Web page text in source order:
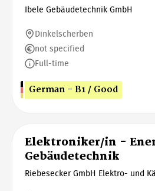
Ibele Gebäudetechnik GmbH
Dinkelscherben
not specified
Full-time
German - B1 / Good
Elektroniker/in -
Gebäudetechnik
Riebesecker GmbH Elektro- und